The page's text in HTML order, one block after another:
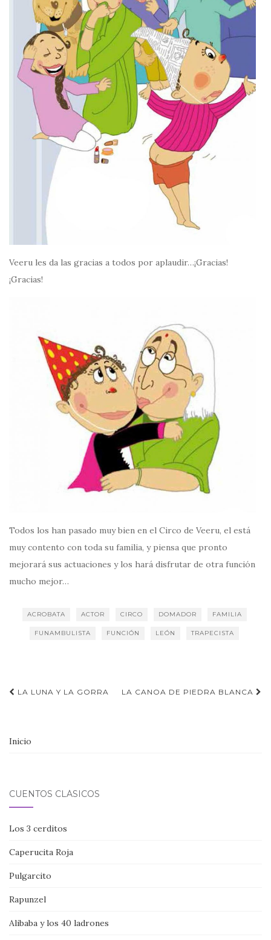
Veeru les da las gracias a todos por aplaudir…¡Gracias!
¡Gracias!
Todos los han pasado muy bien en el Circo de Veeru, el está
muy contento con toda su familia, y piensa que pronto
mejorará sus actuaciones y los hará disfrutar de otra función
mucho mejor…
ACROBATA ACTOR CIRCO DOMADOR FAMILIA
FUNAMBULISTA FUNCIÓN LEÓN TRAPECISTA
Navegación
LA LUNA Y LA GORRA LA CANOA DE PIEDRA BLANCA
Inicio
CUENTOS CLÁSICOS
Los 3 cerditos
Caperucita Roja
Pulgarcito
Rapunzel
Alibaba y los 40 ladrones